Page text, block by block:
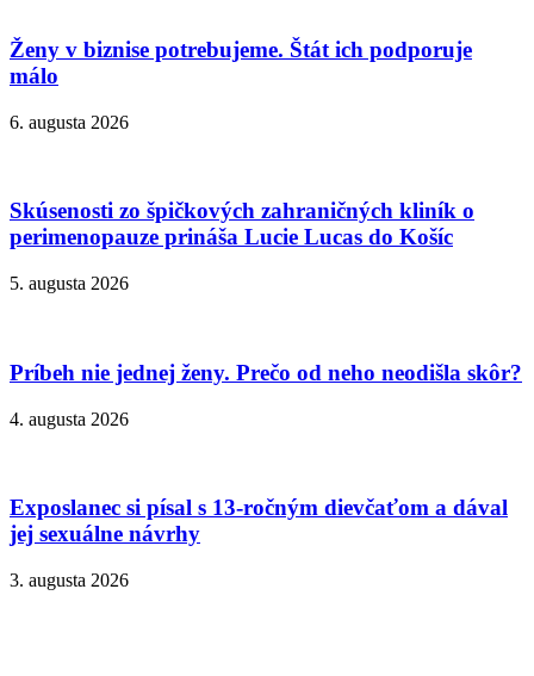
Ženy v biznise potrebujeme. Štát ich podporuje
málo
6. augusta 2026
Skúsenosti zo špičkových zahraničných kliník o
perimenopauze prináša Lucie Lucas do Košíc
5. augusta 2026
Príbeh nie jednej ženy. Prečo od neho neodišla skôr?
4. augusta 2026
Exposlanec si písal s 13-ročným dievčaťom a dával
jej sexuálne návrhy
3. augusta 2026